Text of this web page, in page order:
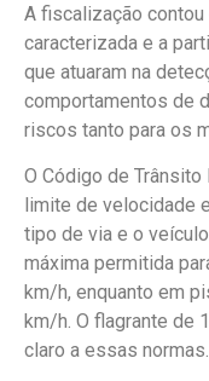
A fiscalização contou
caracterizada e a
que atuaram na
comportamentos de
riscos tanto para os
O Código de
limite de velocidade
tipo de via e o
máxima permitida
km/h, enquanto em
km/h. O flagrante de
claro a essas normas.